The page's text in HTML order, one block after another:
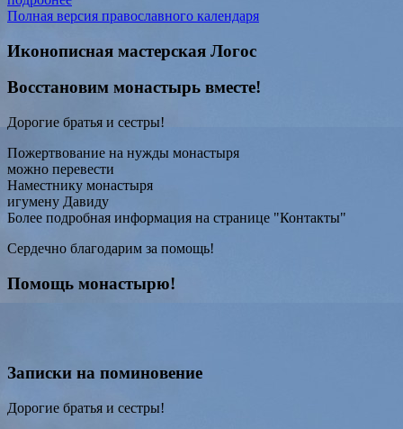
Полная версия православного календаря
Иконописная мастерская Логос
Восстановим монастырь вместе!
Дорогие братья и сестры!
Пожертвование на нужды монастыря
можно перевести
Наместнику монастыря
игумену Давиду
Более подробная информация на странице "Контакты"
Сердечно благодарим за помощь!
Помощь монастырю!
Записки на поминовение
Дорогие братья и сестры!